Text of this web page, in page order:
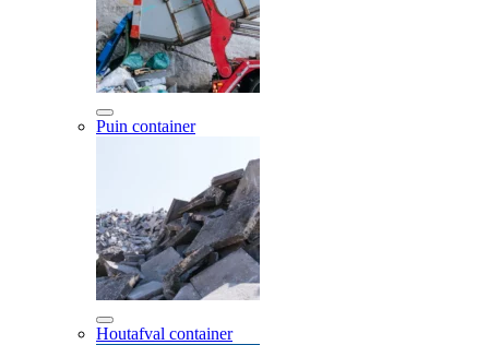
Puin container
Houtafval container